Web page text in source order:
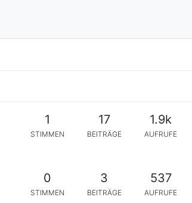
1
STIMMEN
17
BEITRÄGE
1.9k
AUFRUFE
0
STIMMEN
3
BEITRÄGE
537
AUFRUFE